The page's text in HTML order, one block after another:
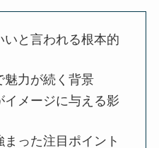
と言われる根本的
魅力が続く背景
メージに与える影
った注目ポイント